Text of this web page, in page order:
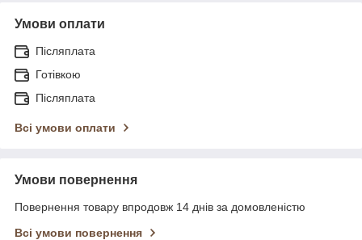
Умови оплати
Післяплата
Готівкою
Післяплата
Всі умови оплати
Умови повернення
Повернення товару впродовж 14 днів за домовленістю
Всі умови повернення